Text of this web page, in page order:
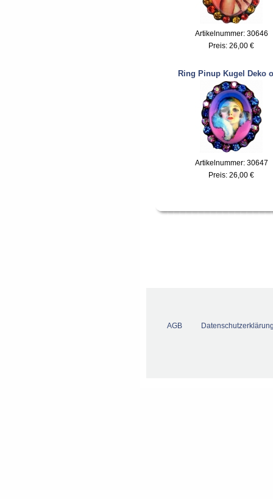
Artikelnummer: 30646
Preis: 26,00 €
Ring Pinup Kugel Deko
Artikelnummer: 30647
Preis: 26,00 €
AGB